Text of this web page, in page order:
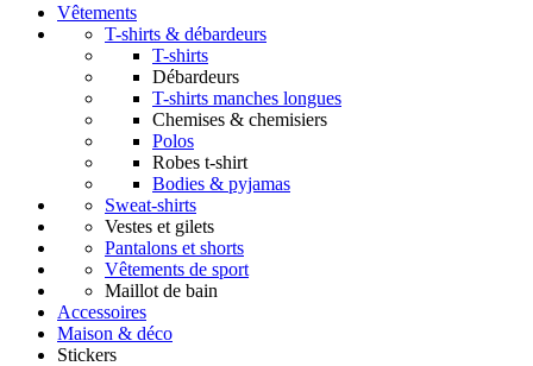
Vêtements
T-shirts & débardeurs
T-shirts
Débardeurs
T-shirts manches longues
Chemises & chemisiers
Polos
Robes t-shirt
Bodies & pyjamas
Sweat-shirts
Vestes et gilets
Pantalons et shorts
Vêtements de sport
Maillot de bain
Accessoires
Maison & déco
Stickers